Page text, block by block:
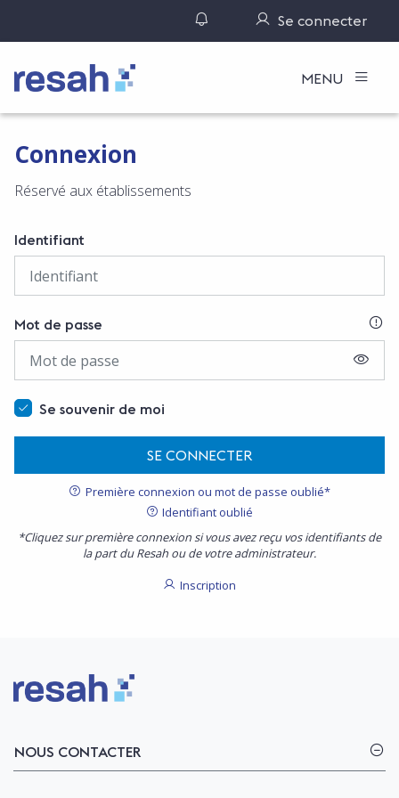
Gérer ses notifications
Se connecter
Logo Resah MENU
Connexion
Réservé aux établissements
Identifiant
Mot de passe
Se souvenir de moi
SE CONNECTER
Première connexion ou mot de passe oublié*
Identifiant oublié
*Cliquez sur première connexion si vous avez reçu vos identifiants de
la part du Resah ou de votre administrateur.
Inscription
Logo Resah
NOUS CONTACTER